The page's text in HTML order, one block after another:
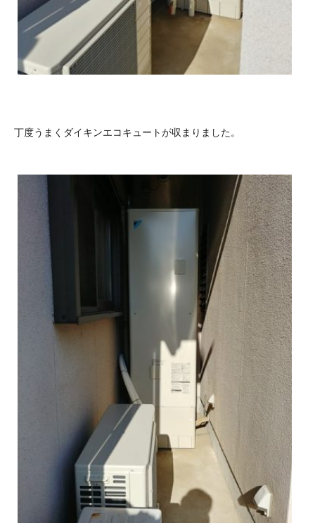
丁度うまくダイキンエコキュートが収まりました。